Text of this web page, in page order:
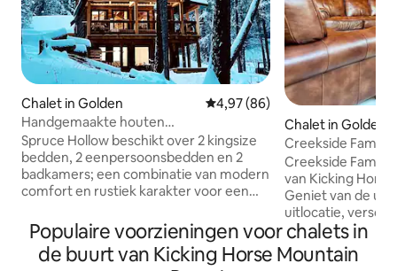
Chalet in Golden Gemiddelde beoordeling van
4,97 (86)
Handgemaakte houten
lodge/bubbelbad en vlakbij Skybridge
Spruce Hollow beschikt over 2 kingsize
bedden, 2 eenpersoonsbedden en 2
badkamers; een combinatie van modern
comfort en rustiek karakter voor een
schoonheid van de natuur. Een
bubbelbad onder de bomen en de
sterren, een buitenvuurplaats omringd
Chalet in Golden
Creekside Family
met jacuzzi
Creekside Family
van Kicking
Geniet van de
uitlocatie,
rustige,
de achterdeur
fietspaden op of
Populaire voorzieningen voor chalets in
de buurt van Kicking Horse Mountain